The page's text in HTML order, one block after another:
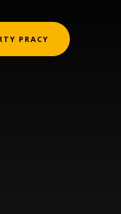
PRACY